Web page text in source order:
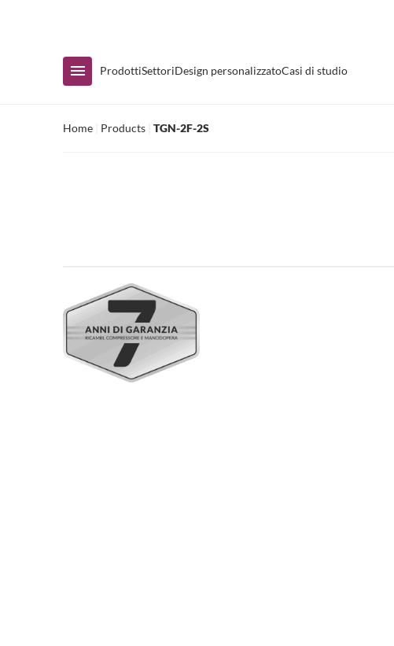
Prodotti
Tavoli di preparazione
Armadi verticali
SettoriDesign personalizzatoCasi di studio
Home Products TGN-2F-2S